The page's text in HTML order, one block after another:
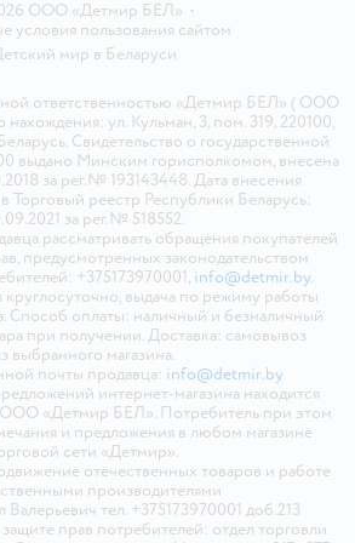
ООО «Детмир БЕЛ» •
условия пользования сайтом
мир в Беларуси
ответственностью «Детмир БЕЛ» ( ООО
ул. Кульман, 3, пом. 319, 220100,
Свидетельство о государственной
выдано Минским горисполкомом, внесена
за рег.№ 193143448. Дата внесения
Торговый реестр Республики Беларусь:
за рег.№ 518552.
рассматривать обращения покупателей
предусмотренных законодательством
+375173970001, info@detmir.by.
круглосуточно, выдача по режиму работы
Способ оплаты: наличный и безналичный
при получении. Доставка: самовывоз
выбранного магазина.
почты продавца: info@detmir.by
интернет-магазина находится
ООО «Детмир БЕЛ». Потребитель при этом
и предложения в любом магазине
сети «Детмир».
отечественных товаров и работе
производителями
тел. +375173970001 доб.213
прав потребителей: отдел торговли